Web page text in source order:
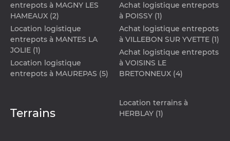
entrepots à MAGNY LES
HAMEAUX (2)
Location logistique
entrepots à MANTES LA
JOLIE (1)
Location logistique
entrepots à MAUREPAS (5)
Achat logistique entrepots
à POISSY (1)
Achat logistique entrepots
à VILLEBON SUR YVETTE (1)
Achat logistique entrepots
à VOISINS LE
BRETONNEUX (4)
Terrains
Location terrains à
HERBLAY (1)